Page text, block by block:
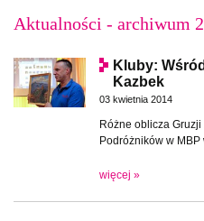
Aktualności - archiwum
Kluby:
Kazbek
03 kwietnia 2014
Różne oblicza
Podróżników w MBP
więcej »